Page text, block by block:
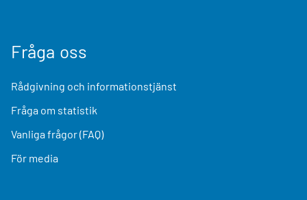
Fråga oss
Rådgivning och informationstjänst
Fråga om statistik
Vanliga frågor (FAQ)
För media